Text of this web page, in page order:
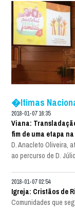
�ltimas
2018-01-07 16:35
Viana:
fim de uma etapa
D. Anacleto Oliveira,
ao percurso de D.
2018-01-07 02:54
Igreja: Cristãos de
Comunidades que